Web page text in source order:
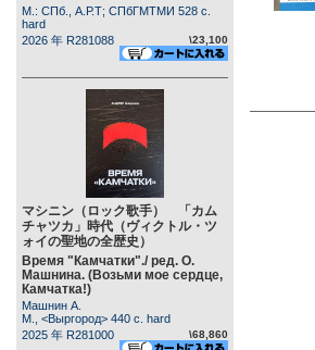
М.: СПб., А.Р.Т; СПбГМТМИ 528 c.
hard
2026 年 R281088
\23,100
マシニン（ロック歌手） 「カム
チャツカ」時代（ヴィクトル・ツ
ォイの聖地の全歴史）
Время "Камчатки"./ ред. О.
Машнина. (Возьми мое сердце,
Камчатка!)
Машнин А.
М., <Выргород> 440 c. hard
2025 年 R281000
\68,860